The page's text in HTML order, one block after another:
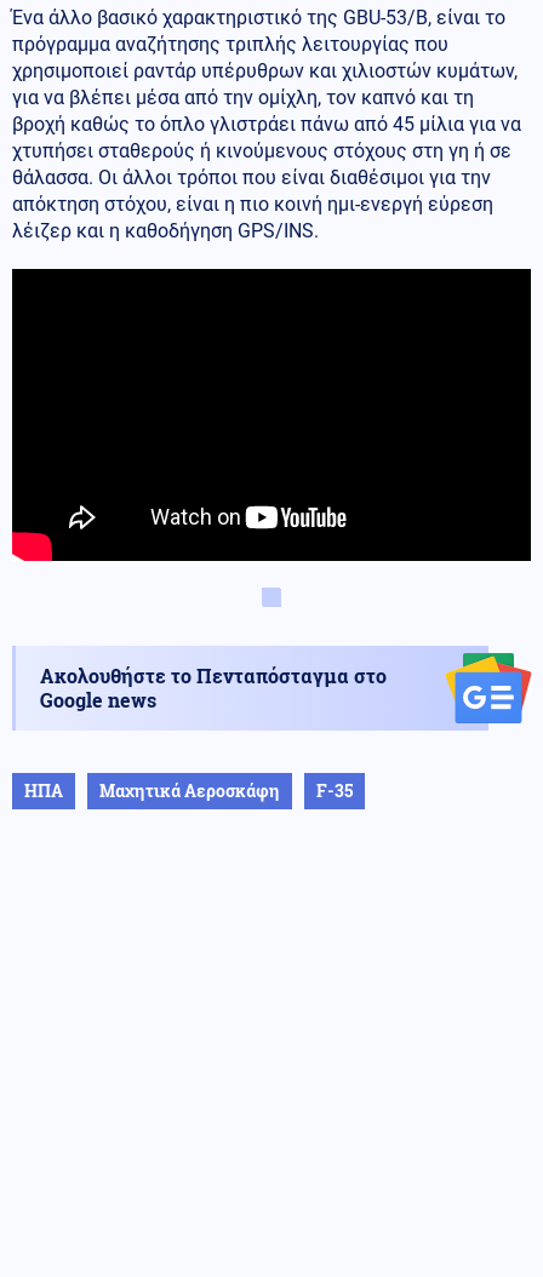
Ένα άλλο βασικό χαρακτηριστικό της GBU-53/B, είναι το
πρόγραμμα αναζήτησης τριπλής λειτουργίας που
χρησιμοποιεί ραντάρ υπέρυθρων και χιλιοστών κυμάτων,
για να βλέπει μέσα από την ομίχλη, τον καπνό και τη
βροχή καθώς το όπλο γλιστράει πάνω από 45 μίλια για να
χτυπήσει σταθερούς ή κινούμενους στόχους στη γη ή σε
θάλασσα. Οι άλλοι τρόποι που είναι διαθέσιμοι για την
απόκτηση στόχου, είναι η πιο κοινή ημι-ενεργή εύρεση
λέιζερ και η καθοδήγηση GPS/INS.
Ακολουθήστε το Πενταπόσταγμα στο
Google news
ΗΠΑ Μαχητικά Αεροσκάφη F-35